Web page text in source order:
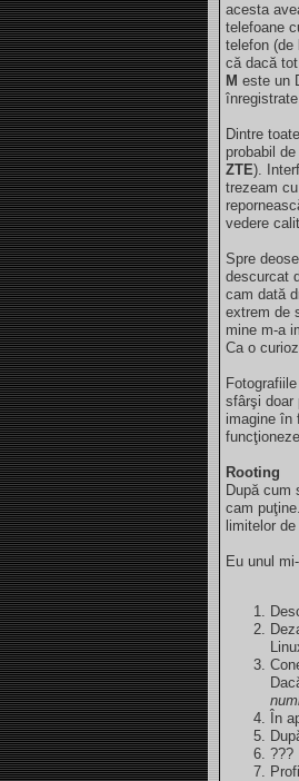
acesta
telefoane
telefon (de
că dacă
M este un
Dintre
probabil
ZTE).
trezeam
vedere
Spre
descurcat
cam dată
extrem de
mine m-a
Ca o
sfârşi doar
imagine
Rooting
După cum
cam
limitelor
Eu unul
În
???